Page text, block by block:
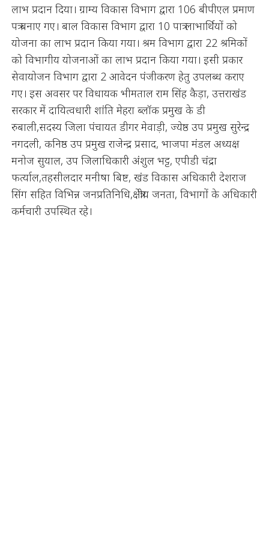
लाभ प्रदान दिया। ग्राम्य विकास विभाग द्वारा 106 बीपीएल प्रमाण
पत्र बनाए गए। बाल विकास विभाग द्वारा 10 पात्र लाभार्थियों को
योजना का लाभ प्रदान किया गया। श्रम विभाग द्वारा 22 श्रमिकों
को विभागीय योजनाओं का लाभ प्रदान किया गया। इसी प्रकार
सेवायोजन विभाग द्वारा 2 आवेदन पंजीकरण हेतु उपलब्ध कराए
गए। इस अवसर पर विधायक भीमताल राम सिंह कैड़ा, उत्तराखंड
सरकार में दायित्वधारी शांति मेहरा ब्लॉक प्रमुख के डी
रुबाली,सदस्य जिला पंचायत डीगर मेवाड़ी, ज्येष्ठ उप प्रमुख सुरेन्द्र
नगदली, कनिष्ठ उप प्रमुख राजेन्द्र प्रसाद, भाजपा मंडल अध्यक्ष
मनोज सुयाल, उप जिलाधिकारी अंशुल भट्ट, एपीडी चंद्रा
फर्त्याल,तहसीलदार मनीषा बिष्ट, खंड विकास अधिकारी देशराज
सिंग सहित विभिन्न जनप्रतिनिधि,क्षेत्रीय जनता, विभागों के अधिकारी
कर्मचारी उपस्थित रहे।